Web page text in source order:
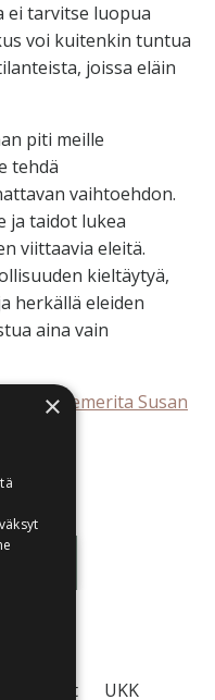
ei tarvitse luopua
voi kuitenkin tuntua
joissa eläin
piti meille
tehdä
vaihtoehdon.
ja taidot lukea
viittaavia eleitä.
kieltäytyä,
herkällä eleiden
aina vain
emerita Susan
UKK
×